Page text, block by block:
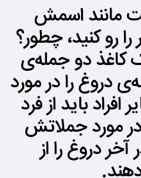
مانند اسمش
رو کنید، چطور؟
کاغذ دو جمله‌ی
دروغ را در مورد
باید از فرد
مورد جملاتش
دروغ را از